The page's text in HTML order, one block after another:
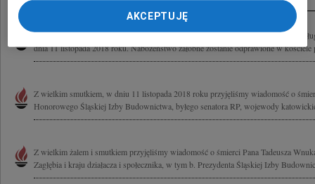
Najukochańszy Mąż, Ojciec, Dziadek, Brat Tadeusz Wnuk przeżywszy lat 73 po
dnia 11 listopada 2018 roku. Nabożeństwo żałobne zostanie odprawione w kościele
Z wielkim smutkiem, w dniu 11 listopada 2018 roku przyjęliśmy wiadomość o
Honorowego Śląskiej Izby Budownictwa, byłego senatora RP, wojewody
Z wielkim żalem i smutkiem przyjęliśmy wiadomość o śmierci Pana Tadeusza
Zagłębia i kraju działacza i społecznika, w tym b. Prezydenta Śląskiej Izby
AKCEPTUJĘ